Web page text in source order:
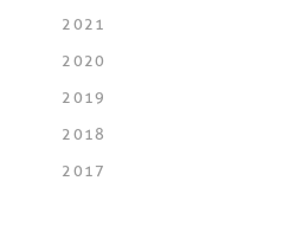
2021
2020
2019
2018
2017